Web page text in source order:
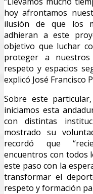
hoy afrontamos
ilusión de que los
adhieran a este
objetivo que luchar
proteger a
respeto y espacios
explicó José Francisco
Sobre este
iniciamos esta
con distintas
mostrado su
recordó que
encuentros con todos
este paso con la
transformar el
respeto y formación